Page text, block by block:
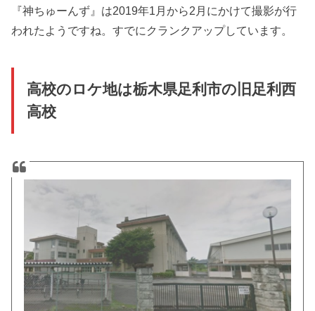
『神ちゅーんず』は2019年1月から2月にかけて撮影が行
われたようですね。すでにクランクアップしています。
高校のロケ地は栃木県足利市の旧足利西
高校